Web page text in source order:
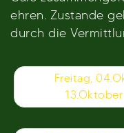
ehren. Zustande
durch die
Freitag,